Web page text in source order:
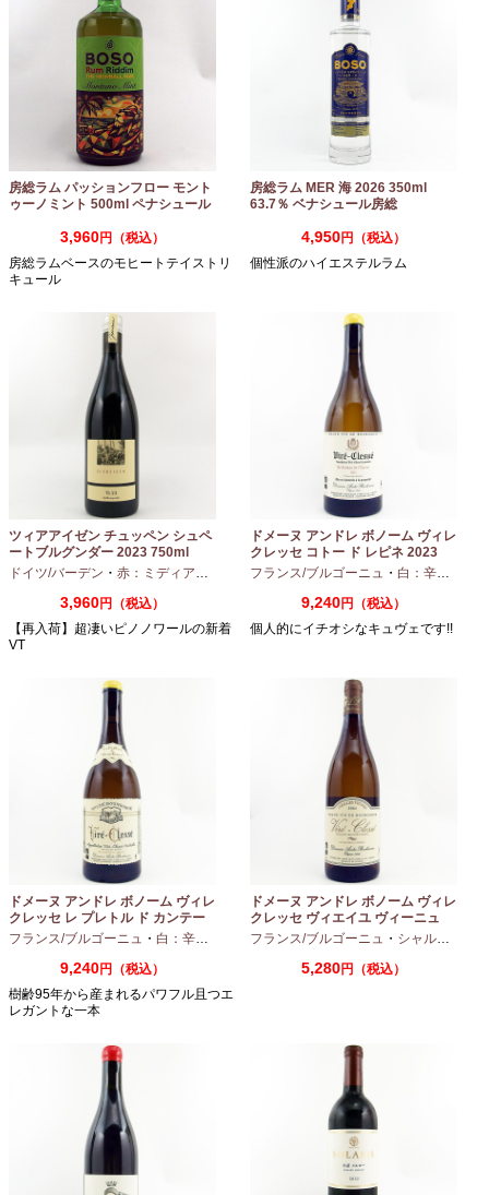
房総ラム パッションフロー モント
ゥーノミント 500ml ペナシュール
3,960円（税込）
房総ラムベースのモヒートテイストリ
キュール
房総ラム MER 海 2026 350ml
63.7％ ベナシュール房総
4,950円（税込）
個性派のハイエステルラム
ツィアアイゼン チュッペン シュペ
ートブルグンダー 2023 750ml
ドイツ/バーデン ・ 赤：ミディアムボディ ・ピノノワール
3,960円（税込）
【再入荷】超凄いピノノワールの新着
VT
ドメーヌ アンドレ ボノーム ヴィレ
クレッセ コトー ド レピネ 2023
750ml
フランス/ブルゴーニュ ・ 白：辛口
9,240円（税込）
個人的にイチオシなキュヴェです!!
ドメーヌ アンドレ ボノーム ヴィレ
クレッセ レ プレトル ド カンテー
ヌ 2023 750ml
フランス/ブルゴーニュ ・ 白：辛口 シャルドネ
9,240円（税込）
樹齢95年から産まれるパワフル且つエ
レガントな一本
ドメーヌ アンドレ ボノーム ヴィレ
クレッセ ヴィエイユ ヴィーニュ
2024 750ml
フランス/ブルゴーニュ ・ シャルドネ
5,280円（税込）